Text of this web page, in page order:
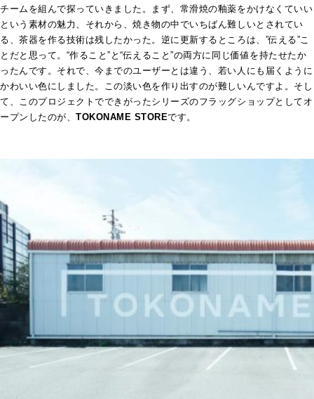
チームを組んで探っていきました。まず、常滑焼の釉薬をかけなくていい
という素材の魅力、それから、焼き物の中でいちばん難しいとされてい
る、茶器を作る技術は残したかった。逆に更新するところは、”伝える”こ
とだと思って。“作ること”と“伝えること”の両方に同じ価値を持たせたか
ったんです。それで、今までのユーザーとは違う、若い人にも届くように
かわいい色にしました。この淡い色を作り出すのが難しいんですよ。そし
て、このプロジェクトでできがったシリーズのフラッグショップとしてオ
ープンしたのが、TOKONAME STOREです。